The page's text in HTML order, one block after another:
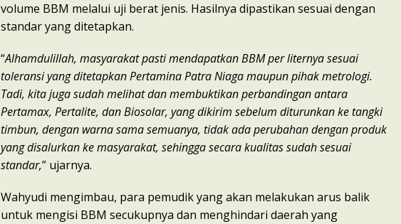
volume BBM melalui uji berat jenis. Hasilnya dipastikan sesuai dengan
standar yang ditetapkan.
“Alhamdulillah, masyarakat pasti mendapatkan BBM per liternya sesuai
toleransi yang ditetapkan Pertamina Patra Niaga maupun pihak metrologi.
Tadi, kita juga sudah melihat dan membuktikan perbandingan antara
Pertamax, Pertalite, dan Biosolar, yang dikirim sebelum diturunkan ke tangki
timbun, dengan warna sama semuanya, tidak ada perubahan dengan produk
yang disalurkan ke masyarakat, sehingga secara kualitas sudah sesuai
standar,” ujarnya.
Wahyudi mengimbau, para pemudik yang akan melakukan arus balik
untuk mengisi BBM secukupnya dan menghindari daerah yang